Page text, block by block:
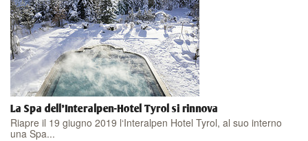
La Spa dell'Interalpen-Hotel Tyrol si rinnova
Riapre il 19 giugno 2019 l‘Interalpen Hotel Tyrol, al suo interno
una Spa...